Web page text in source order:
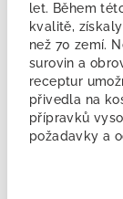
let. Během
kvalitě,
než 70 zemí.
surovin a
receptur
přivedla na
přípravků
požadavky a